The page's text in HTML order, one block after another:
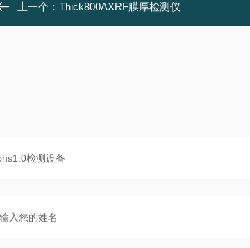
上一个： Thick800AXRF膜厚检测仪